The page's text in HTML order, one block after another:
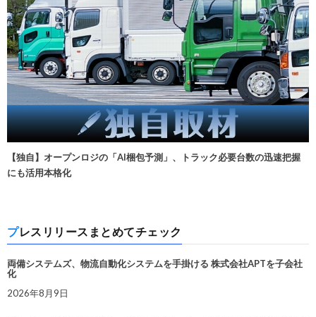
【独自】オープンロジの「AI梱包予測」、トラック必要台数の迅速把握
にも活用本格化
プレスリリースまとめてチェック
両備システムズ、物流自動化システムを手掛ける 株式会社APTを子会社
化
2026年8月9日